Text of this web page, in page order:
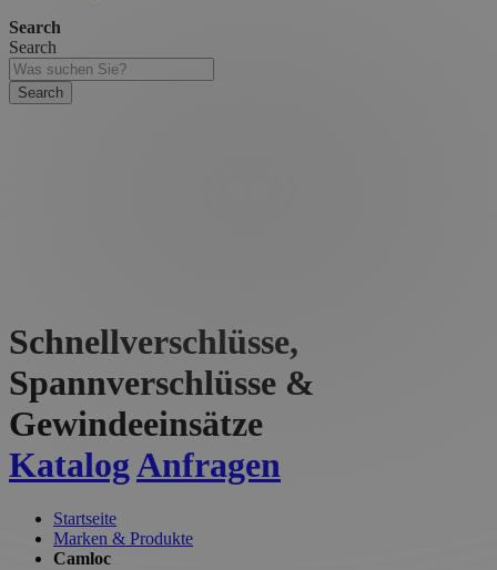
Search
Search
Search
Schnellverschlüsse,
Spannverschlüsse &
Gewindeeinsätze
Katalog Anfragen
Startseite
Marken & Produkte
Camloc